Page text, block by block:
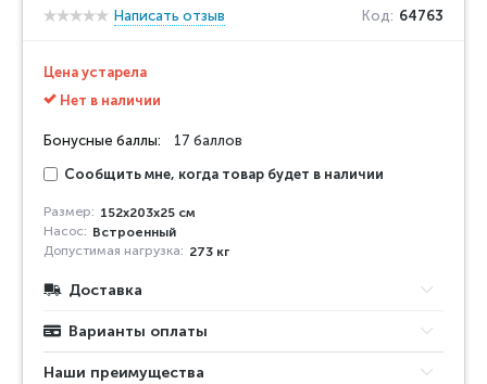
Написать отзыв Код: 64763
Цена устарела
Нет в наличии
Бонусные баллы: 17 баллов
Сообщить мне, когда товар будет в наличии
Размер: 152х203х25 см
Насос: Встроенный
Допустимая нагрузка: 273 кг
Доставка
Варианты оплаты
Наши преимущества